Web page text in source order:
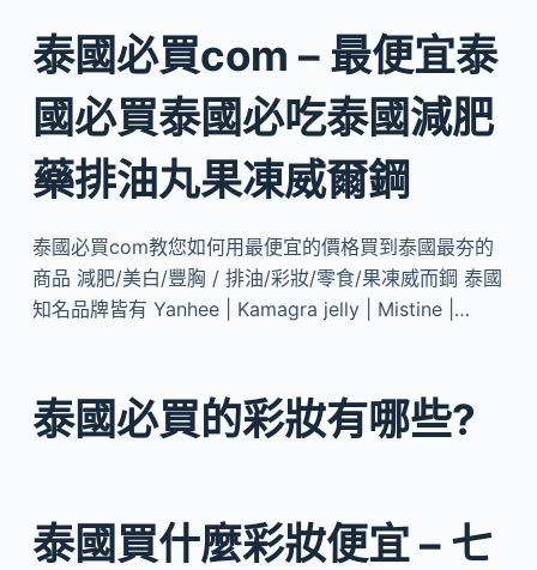
泰國必買com – 最便宜泰
國必買泰國必吃泰國減肥
藥排油丸果凍威爾鋼
泰國必買com教您如何用最便宜的價格買到泰國最夯的
商品 減肥/美白/豐胸 / 排油/彩妝/零食/果凍威而鋼 泰國
知名品牌皆有 Yanhee | Kamagra jelly | Mistine |…
泰國必買的彩妝有哪些?
泰國買什麼彩妝便宜 – 七